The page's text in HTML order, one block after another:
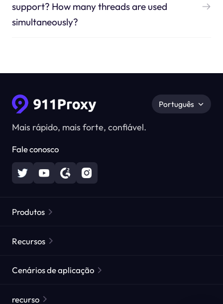
support? How many threads are used
simultaneously?
Mais rápido, mais forte, confiável.
Fale conosco
Português
Produtos
Proxies Residenciais Estáticos
Recursos
Proxy para ISP
Cenários de aplicação
recurso